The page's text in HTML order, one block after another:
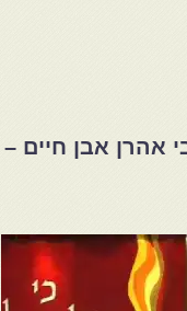
אהרן אבן חיים –